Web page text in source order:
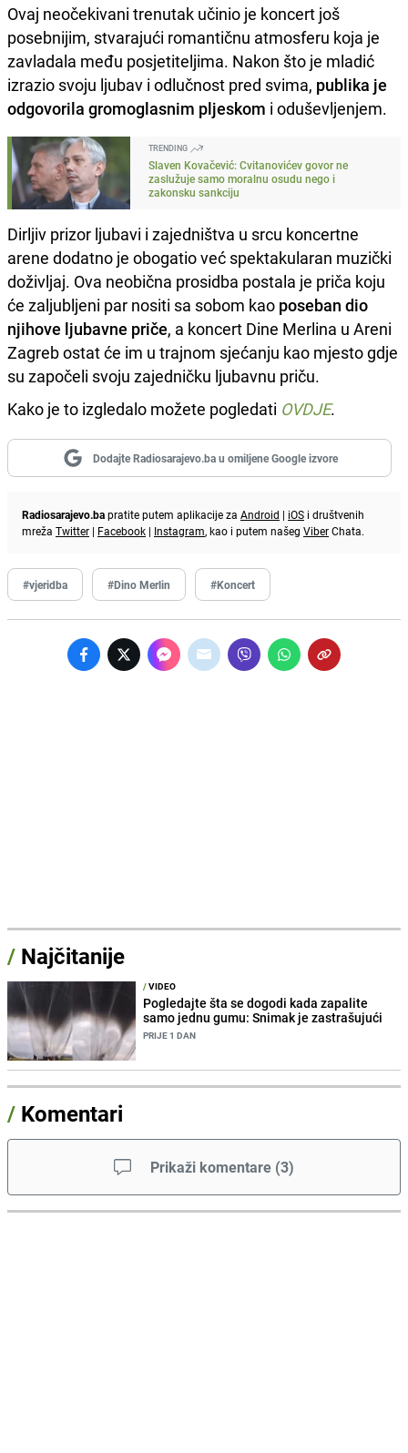
Ovaj neočekivani trenutak učinio je koncert još
posebnijim, stvarajući romantičnu atmosferu koja je
zavladala među posjetiteljima. Nakon što je mladić
izrazio svoju ljubav i odlučnost pred svima, publika je
odgovorila gromoglasnim pljeskom i oduševljenjem.
TRENDING
Slaven Kovačević: Cvitanovićev govor ne
zaslužuje samo moralnu osudu nego i
zakonsku sankciju
Dirljiv prizor ljubavi i zajedništva u srcu koncertne
arene dodatno je obogatio već spektakularan muzički
doživljaj. Ova neobična prosidba postala je priča koju
će zaljubljeni par nositi sa sobom kao poseban dio
njihove ljubavne priče, a koncert Dine Merlina u Areni
Zagreb ostat će im u trajnom sjećanju kao mjesto gdje
su započeli svoju zajedničku ljubavnu priču.
Kako je to izgledalo možete pogledati OVDJE.
Dodajte Radiosarajevo.ba u omiljene Google izvore
Radiosarajevo.bapratite putem aplikacije za Android | iOS i društvenih
mreža Twitter | Facebook | Instagram, kao i putem našeg ViberChata.
#vjeridba #Dino Merlin #Koncert
/ Najčitanije
/VIDEO
Pogledajte šta se dogodi kada zapalite
samo jednu gumu: Snimak je zastrašujući
PRIJE 1 DAN
/ Komentari
Prikaži komentare (3)